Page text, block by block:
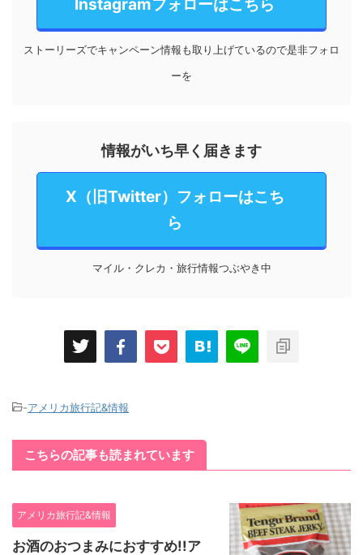
Instagramフォローはこちら
ストーリーズでキャンペーン情報も取り上げているので是非フォロ
ーを
情報がいち早く届きます
X（旧Twitter）フォローはこち
ら
マイル・クレカ・旅行情報つぶやき中
-アメリカ旅行記&情報
こちらの記事も読まれています
アメリカ旅行記&情報
お酒のおつまみにおすすめ!!ア